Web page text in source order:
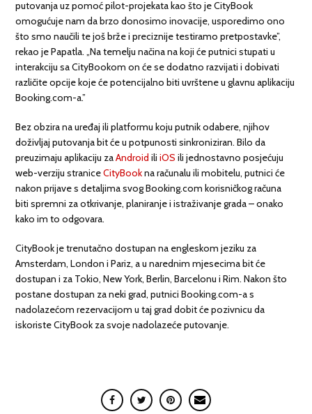
putovanja uz pomoć pilot-projekata kao što je CityBook
omogućuje nam da brzo donosimo inovacije, usporedimo ono
što smo naučili te još brže i preciznije testiramo pretpostavke”,
rekao je Papatla. „Na temelju načina na koji će putnici stupati u
interakciju sa CityBookom on će se dodatno razvijati i dobivati
različite opcije koje će potencijalno biti uvrštene u glavnu aplikaciju
Booking.com-a.”
Bez obzira na uređaj ili platformu koju putnik odabere, njihov
doživljaj putovanja bit će u potpunosti sinkroniziran. Bilo da
preuzimaju aplikaciju zaAndroid iliiOS ili jednostavno posjećuju
web-verziju straniceCityBookna računalu ili mobitelu, putnici će
nakon prijave s detaljima svog Booking.com korisničkog računa
biti spremni za otkrivanje, planiranje i istraživanje grada – onako
kako im to odgovara.
CityBook je trenutačno dostupan na engleskom jeziku za
Amsterdam, London i Pariz, a u narednim mjesecima bit će
dostupan i za Tokio, New York, Berlin, Barcelonu i Rim. Nakon što
postane dostupan za neki grad, putnici Booking.com-a s
nadolazećom rezervacijom u taj grad dobit će pozivnicu da
iskoriste CityBook za svoje nadolazeće putovanje.